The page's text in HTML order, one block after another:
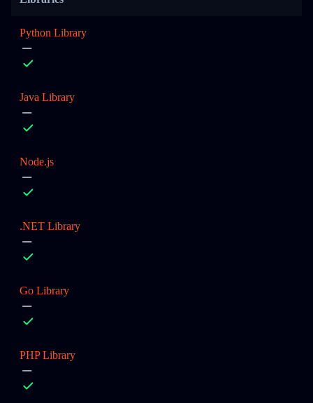
Python Library
Java Library
Node.js
.NET Library
Go Library
PHP Library